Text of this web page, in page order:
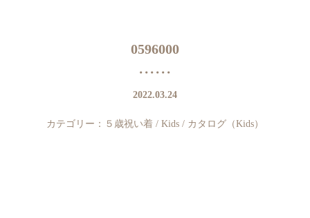
0596000
2022.03.24
カテゴリー： ５歳祝い着 / Kids / カタログ（Kids）